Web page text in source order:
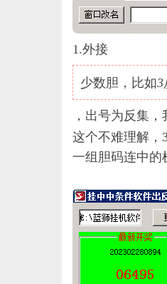
1.外接
少数胆，比如3
，出号为反集，
这个不难理解，
一组胆码连中的